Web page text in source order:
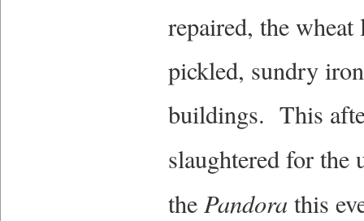
repaired, the
pickled, sundry
buildings. This
slaughtered for the
the Pandora this